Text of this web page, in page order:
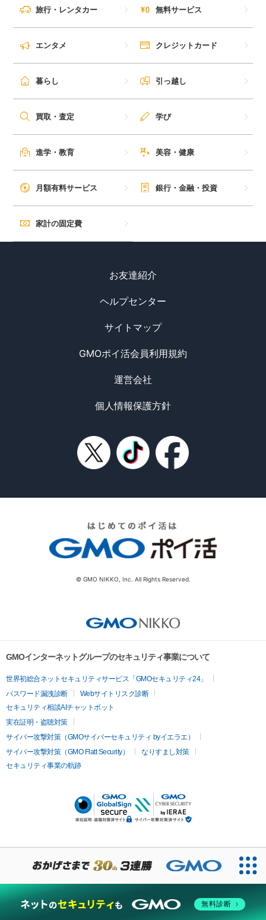
旅行・レンタカー 無料サービス
エンタメ クレジットカード
暮らし 引っ越し
買取・査定 学び
進学・教育 美容・健康
月額有料サービス 銀行・金融・投資
家計の固定費
お友達紹介
ヘルプセンター
サイトマップ
GMOポイ活会員利用規約
運営会社
個人情報保護方針
© GMO NIKKO, Inc. All Rights Reserved.
GMOインターネットグループのセキュリティ事業について
世界初総合ネットセキュリティサービス「GMOセキュリティ24」
パスワード漏洩診断
Webサイトリスク診断
セキュリティ相談AIチャットボット
実在証明・盗聴対策
サイバー攻撃対策（GMOサイバーセキュリティ byイエラエ）
サイバー攻撃対策（GMO Flatt Security）
なりすまし対策
セキュリティ事業の軌跡
無料診断